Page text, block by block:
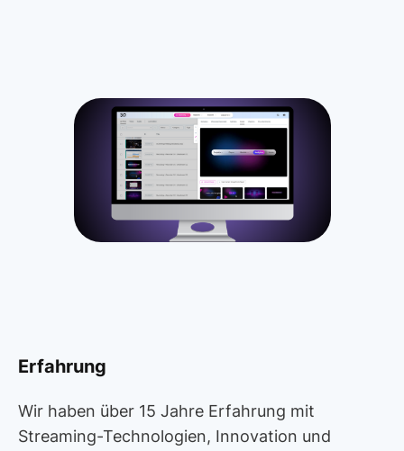
Erfahrung
Wir haben über 15 Jahre Erfahrung mit
Streaming-Technologien, Innovation und